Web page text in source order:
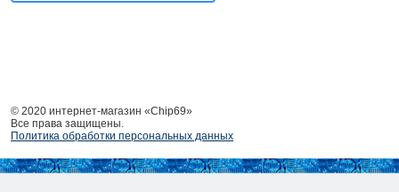
© 2020 интернет-магазин «Chip69»
Все права защищены.
Политика обработки персональных данных